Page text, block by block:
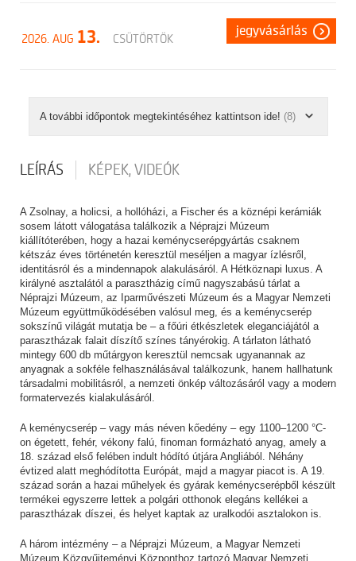
2026. AUG 13. CSÜTÖRTÖK
jegyvásárlás
A további időpontok megtekintéséhez kattintson ide! (8)
LEÍRÁS KÉPEK, VIDEÓK
A Zsolnay, a holicsi, a hollóházi, a Fischer és a köznépi kerámiák
sosem látott válogatása találkozik a Néprajzi Múzeum
kiállítóterében, hogy a hazai keménycserépgyártás csaknem
kétszáz éves történetén keresztül meséljen a magyar ízlésről,
identitásról és a mindennapok alakulásáról. A Hétköznapi luxus. A
királyné asztalától a parasztházig című nagyszabású tárlat a
Néprajzi Múzeum, az Iparművészeti Múzeum és a Magyar Nemzeti
Múzeum együttműködésében valósul meg, és a keménycserép
sokszínű világát mutatja be – a főúri étkészletek eleganciájától a
parasztházak falait díszítő színes tányérokig. A tárlaton látható
mintegy 600 db műtárgyon keresztül nemcsak ugyanannak az
anyagnak a sokféle felhasználásával találkozunk, hanem hallhatunk
társadalmi mobilitásról, a nemzeti önkép változásáról vagy a modern
formatervezés kialakulásáról.
A keménycserép – vagy más néven kőedény – egy 1100–1200 °C-
on égetett, fehér, vékony falú, finoman formázható anyag, amely a
18. század első felében indult hódító útjára Angliából. Néhány
évtized alatt meghódította Európát, majd a magyar piacot is. A 19.
század során a hazai műhelyek és gyárak keménycserépből készült
termékei egyszerre lettek a polgári otthonok elegáns kellékei a
parasztházak díszei, és helyet kaptak az uralkodói asztalokon is.
A három intézmény – a Néprajzi Múzeum, a Magyar Nemzeti
Múzeum Közgyűjteményi Központhoz tartozó Magyar Nemzeti